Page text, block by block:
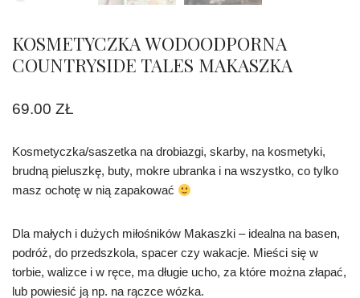
KOSMETYCZKA WODOODPORNA
COUNTRYSIDE TALES MAKASZKA
69.00 ZŁ
Kosmetyczka/saszetka na drobiazgi, skarby, na kosmetyki,
brudną pieluszkę, buty, mokre ubranka i na wszystko, co tylko
masz ochotę w nią zapakować
Dla małych i dużych miłośników Makaszki – idealna na basen,
podróż, do przedszkola, spacer czy wakacje. Mieści się w
torbie, walizce i w ręce, ma długie ucho, za które można złapać,
lub powiesić ją np. na rączce wózka.